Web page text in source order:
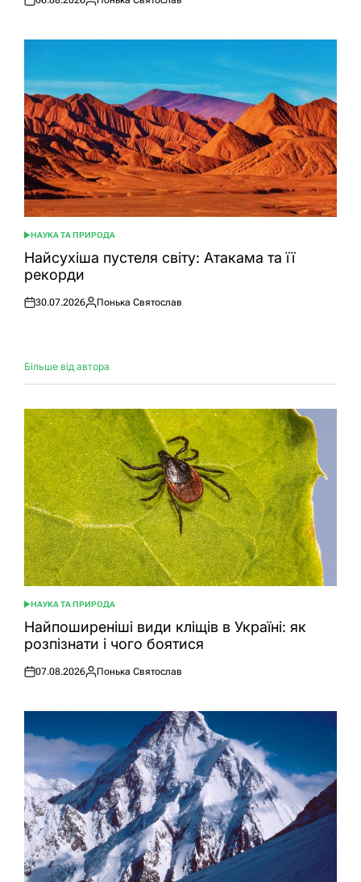
ОприлюдненоОпубліковано
ОПУБЛІКУВАТИ
У
НАУКА ТА ПРИРОДА
Найсухіша пустеля світу: Атакама та її
рекорди
Оприлюднено
30.07.2026
Опубліковано
Понька Святослав
Більше від автора
ОПУБЛІКУВАТИ
У
НАУКА ТА ПРИРОДА
Найпоширеніші види кліщів в Україні: як
розпізнати і чого боятися
Оприлюднено
07.08.2026
Опубліковано
Понька Святослав